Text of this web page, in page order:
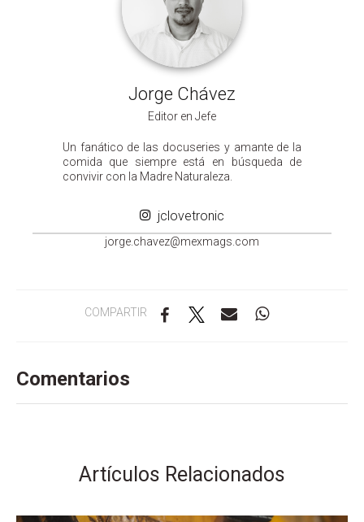
Jorge Chávez
Editor en Jefe
Un fanático de las docuseries y amante de la
comida que siempre está en búsqueda de
convivir con la Madre Naturaleza.
jclovetronic
moc.s
gamxe
m@zev
ahc.e
groj
COMPARTIR
Comentarios
Artículos Relacionados